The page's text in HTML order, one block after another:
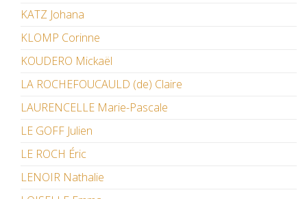
KATZ Johana
KLOMP Corinne
KOUDERO Mickaël
LA ROCHEFOUCAULD (de) Claire
LAURENCELLE Marie-Pascale
LE GOFF Julien
LE ROCH Éric
LENOIR Nathalie